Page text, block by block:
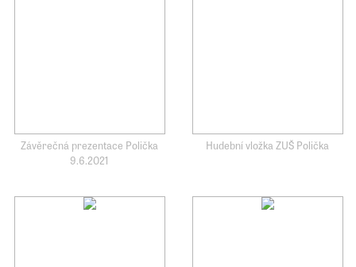
Závěrečná prezentace Polička
9.6.2021
Hudební vložka ZUŠ Polička